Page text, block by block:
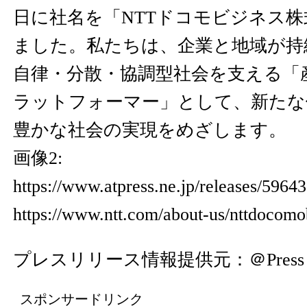
日に社名を「NTTドコモビジネス
ました。私たちは、企業と地域が
自律・分散・協調型社会を支える
ラットフォーマー」として、新た
豊かな社会の実現をめざします。
画像2:
https://www.atpress.ne.jp/releases/
https://www.ntt.com/about-us/
プレスリリース情報提供元： ＠Press
スポンサードリンク